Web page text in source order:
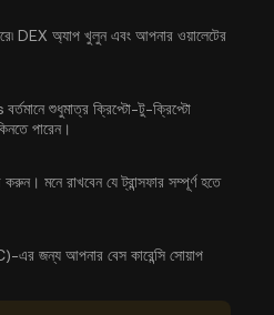
DEX অ্যাপ খুলুন এবং আপনার ওয়ালেটের
শুধুমাত্র ক্রিপ্টো-টু-ক্রিপ্টো
পারেন।
মনে রাখবেন যে ট্রান্সফার সম্পূর্ণ হতে
জন্য আপনার বেস কারেন্সি সোয়াপ